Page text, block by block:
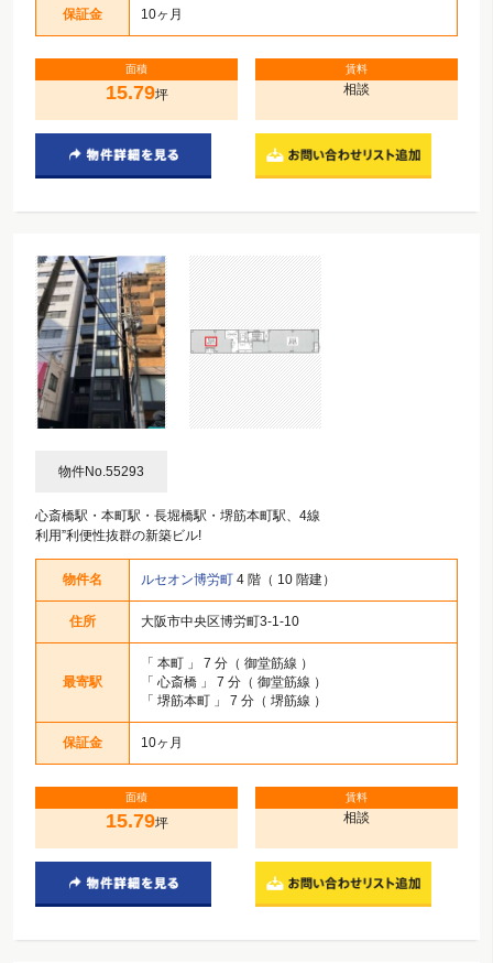
保証金 10ヶ月
面積
15.79坪
賃料
相談
物件No.55293
心斎橋駅・本町駅・長堀橋駅・堺筋本町駅、4線
利用”利便性抜群の新築ビル!
物件名 ルセオン博労町 4 階（ 10 階建）
住所 大阪市中央区博労町3-1-10
最寄駅
「 本町 」 7 分（ 御堂筋線 ）
「 心斎橋 」 7 分（ 御堂筋線 ）
「 堺筋本町 」 7 分（ 堺筋線 ）
保証金 10ヶ月
面積
15.79坪
賃料
相談